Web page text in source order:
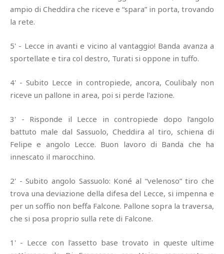
ampio di Cheddira che riceve e “spara” in porta, trovando
la rete.
5' - Lecce in avanti e vicino al vantaggio! Banda avanza a
sportellate e tira col destro, Turati si oppone in tuffo.
4' - Subito Lecce in contropiede, ancora, Coulibaly non
riceve un pallone in area, poi si perde l'azione.
3' - Risponde il Lecce in contropiede dopo l'angolo
battuto male dal Sassuolo, Cheddira al tiro, schiena di
Felipe e angolo Lecce. Buon lavoro di Banda che ha
innescato il marocchino.
2' - Subito angolo Sassuolo: Koné al “velenoso” tiro che
trova una deviazione della difesa del Lecce, si impenna e
per un soffio non beffa Falcone. Pallone sopra la traversa,
che si posa proprio sulla rete di Falcone.
1' - Lecce con l'assetto base trovato in queste ultime